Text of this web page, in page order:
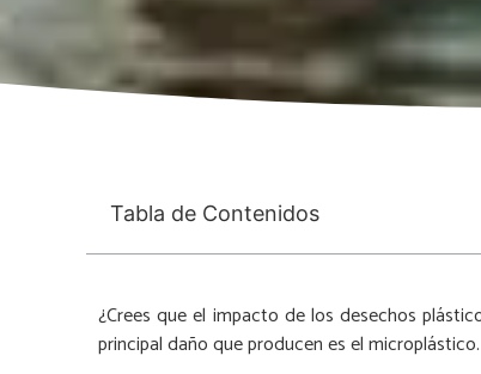
Tabla de Contenidos
¿Crees que el impacto de los desechos
principal daño que producen es el microplástico.